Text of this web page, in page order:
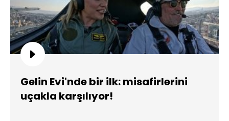
Gelin Evi'nde bir ilk: misafirlerini
uçakla karşılıyor!